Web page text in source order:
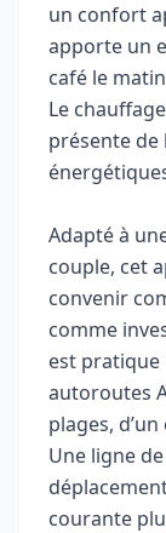
un confort
apporte un
café le
Le
présente
Adapté à
couple, cet
convenir
comme
est pratique
autoroutes
plages,
Une ligne
courante